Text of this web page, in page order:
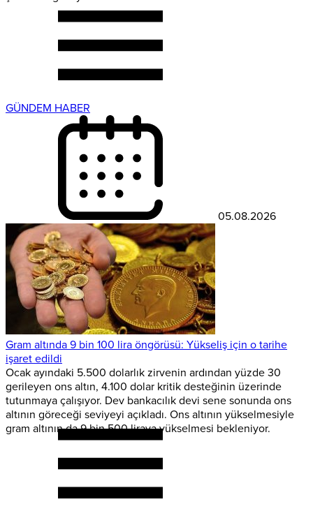
GÜNDEM HABER
05.08.2026
Gram altında 9 bin 100 lira öngörüsü: Yükseliş için o tarihe
işaret edildi
Ocak ayındaki 5.500 dolarlık zirvenin ardından yüzde 30
gerileyen ons altın, 4.100 dolar kritik desteğinin üzerinde
tutunmaya çalışıyor. Dev bankacılık devi sene sonunda ons
altının göreceği seviyeyi açıkladı. Ons altının yükselmesiyle
gram altının da 9 bin 500 liraya yükselmesi bekleniyor.